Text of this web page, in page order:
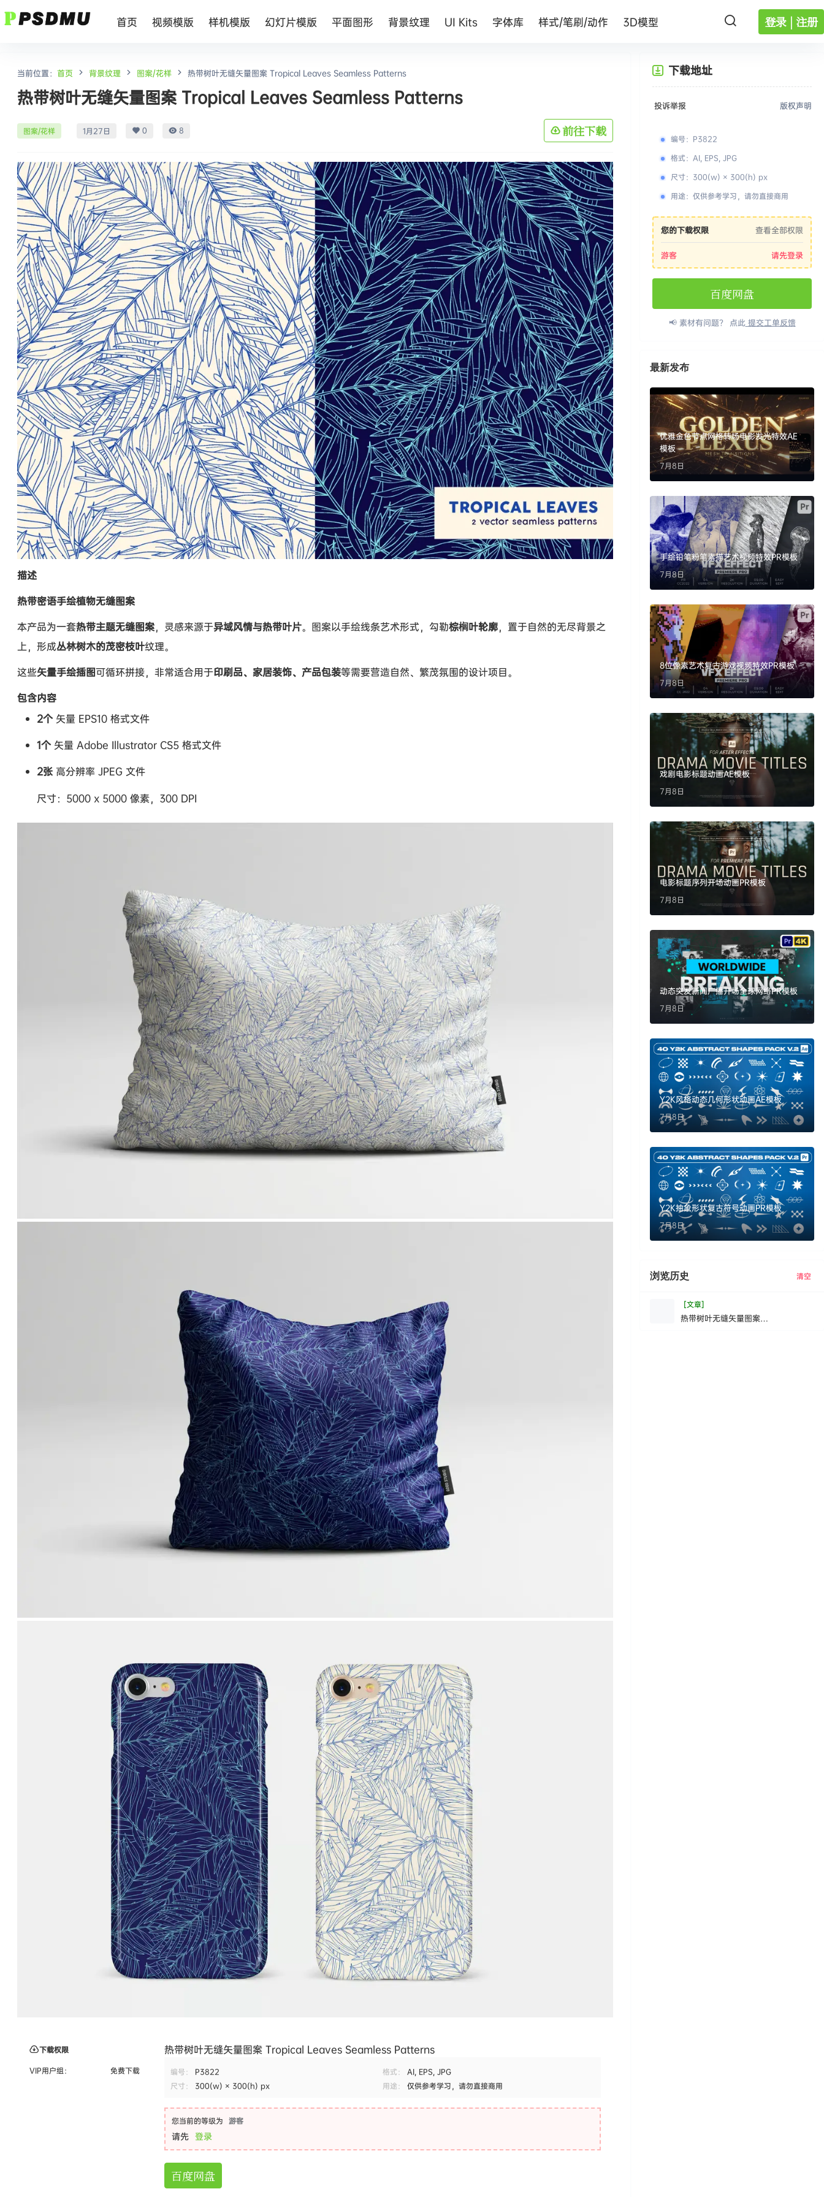
登录 | 注册
首页 视频模版 样机模版 幻灯片模版 平面图形 背景纹理 UI Kits 字体库 样式/笔刷/动作 3D模型
当前位置： 首页 背景纹理 图案/花样 热带树叶无缝矢量图案 Tropical Leaves Seamless Patterns
热带树叶无缝矢量图案 Tropical Leaves Seamless Patterns
图案/花样 1月27日 0 8 前往下载
描述
热带密语手绘植物无缝图案
本产品为一套热带主题无缝图案，灵感来源于异域风情与热带叶片。图案以手绘线条艺术形式，勾勒棕榈叶轮廓，置于自然的无尽背景之
上，形成丛林树木的茂密枝叶纹理。
这些矢量手绘插图可循环拼接，非常适合用于印刷品、家居装饰、产品包装等需要营造自然、繁茂氛围的设计项目。
包含内容
2个矢量 EPS10 格式文件
1个矢量 Adobe Illustrator CS5 格式文件
2张 高分辨率 JPEG 文件
尺寸：5000 x 5000 像素，300 DPI
下载权限
VIP用户组：
免费下载
热带树叶无缝矢量图案 Tropical Leaves Seamless Patterns
编号： P3822 格式：
AI, EPS, JPG
尺寸：
300(w) × 300(h) px 用途： 仅供参考学习，请勿直接商用
您当前的等级为 游客
请先 登录
百度网盘
下载地址
投诉举报 版权声明
编号： P3822
格式： AI, EPS, JPG
尺寸： 300(w) × 300(h) px
用途： 仅供参考学习，请勿直接商用
您的下载权限 查看全部权限
游客 请先登录
百度网盘
📢 素材有问题？ 点此提交工单反馈
最新发布
优雅金色节点网格转场电影发光特效AE
模板
7月8日
手绘铅笔粉笔素描艺术视频特效PR模板
7月8日
8位像素艺术复古游戏视频特效PR模板
7月8日
戏剧电影标题动画AE模板
7月8日
电影标题序列开场动画PR模板
7月8日
动态突发新闻广播开场全球网络PR模板
7月8日
Y2K风格动态几何形状动画AE模板
7月8日
Y2K抽象形状复古符号动画PR模板
7月8日
浏览历史 清空
[文章]
热带树叶无缝矢量图案